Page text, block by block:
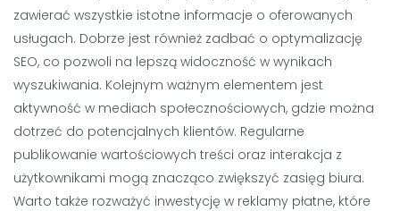
zawierać wszystkie istotne informacje o oferowanych
usługach. Dobrze jest również zadbać o optymalizację
SEO, co pozwoli na lepszą widoczność w wynikach
wyszukiwania. Kolejnym ważnym elementem jest
aktywność w mediach społecznościowych, gdzie można
dotrzeć do potencjalnych klientów. Regularne
publikowanie wartościowych treści oraz interakcja z
użytkownikami mogą znacząco zwiększyć zasięg biura.
Warto także rozważyć inwestycję w reklamy płatne, które